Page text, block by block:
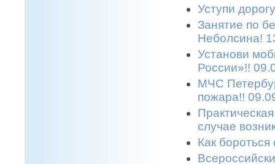
Уступи
Занятие по
Неболсина!
Установи
России»!!
МЧС
пожара!!
случае
Как